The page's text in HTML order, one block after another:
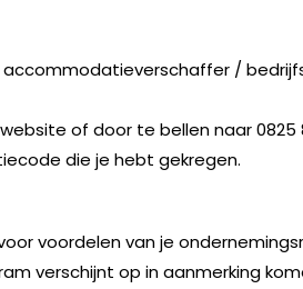
/
of door te bellen naar 0825
die je hebt gekregen.
voordelen van je
verschijnt op in aanmerking